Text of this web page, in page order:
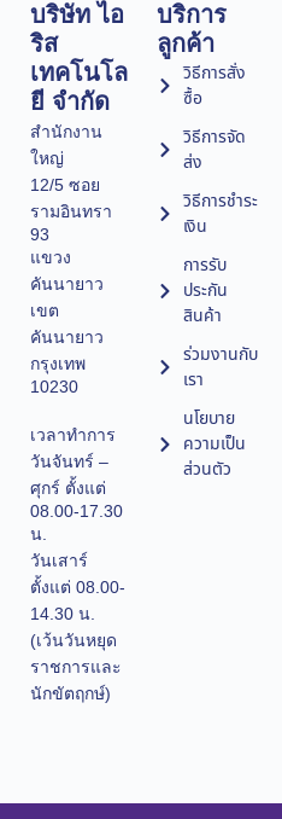
บริษัท ไอ
ริส
เทคโนโล
ยี จำกัด
สำนักงาน
ใหญ่
12/5 ซอย
รามอินทรา
93
แขวง
คันนายาว
เขต
คันนายาว
กรุงเทพ
10230
เวลาทำการ
วันจันทร์ –
ศุกร์ ตั้งแต่
08.00-17.30
น.
วันเสาร์
ตั้งแต่ 08.00-
14.30 น.
(เว้นวันหยุด
ราชการและ
นักขัตฤกษ์)
บริการ
ลูกค้า
วิธีการสั่ง
ซื้อ
วิธีการจัด
ส่ง
วิธีการชำระ
เงิน
การรับ
ประกัน
สินค้า
ร่วมงานกับ
เรา
นโยบาย
ความเป็น
ส่วนตัว